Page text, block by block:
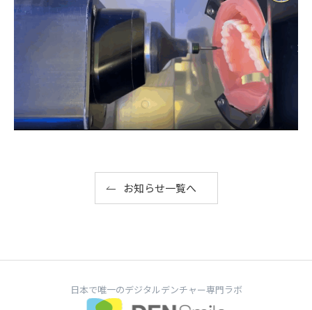
お知らせ一覧へ
日本で唯一のデジタルデンチャー専門ラボ